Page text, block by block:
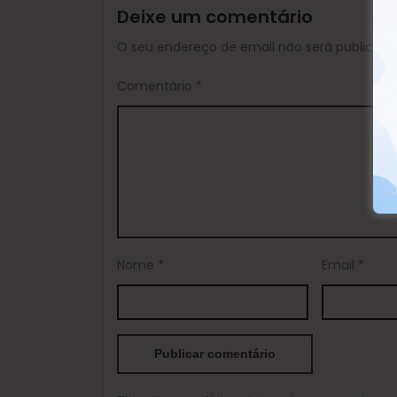
Deixe um comentário
O seu endereço de email não será publicado.
Comentário *
Nome * Email *